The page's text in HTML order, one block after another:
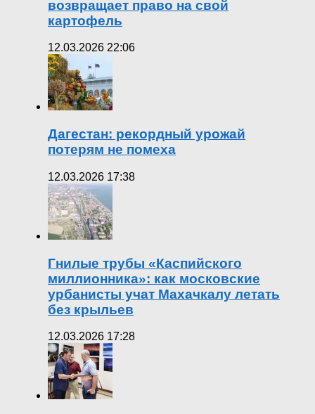
возвращает право на свой
картофель
12.03.2026 22:06
Дагестан: рекордный урожай
потерям не помеха
12.03.2026 17:38
Гнилые трубы «Каспийского
миллионника»: как московские
урбанисты учат Махачкалу летать
без крыльев
12.03.2026 17:28